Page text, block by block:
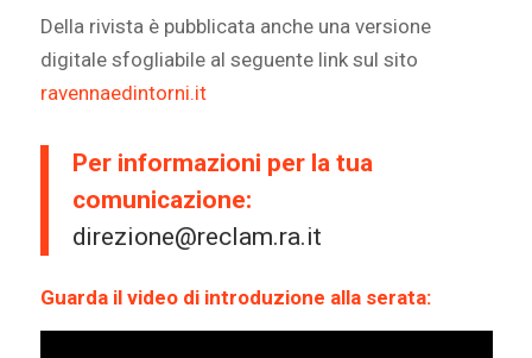
Della rivista è pubblicata anche una versione
digitale sfogliabile al seguente link sul sito
ravennaedintorni.it
Per informazioni per la tua
comunicazione:
direzione@reclam.ra.it
Guarda il video di introduzione alla serata: